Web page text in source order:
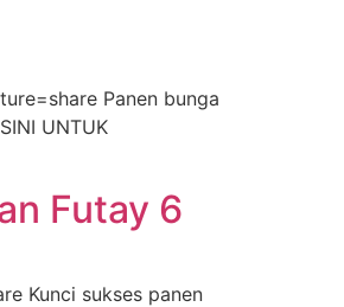
Panen bunga
UNTUK
Futay 6
Kunci sukses panen